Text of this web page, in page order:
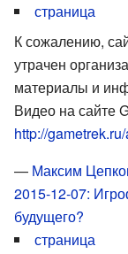
страница
К сожалению,
утрачен
материалы и
Видео на сайте
http://
— Максим
2015-12-07:
будущего?
страница